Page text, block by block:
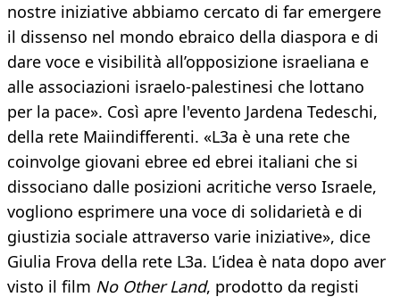
nostre iniziative abbiamo cercato di far emergere
il dissenso nel mondo ebraico della diaspora e di
dare voce e visibilità all’opposizione israeliana e
alle associazioni israelo-palestinesi che lottano
per la pace». Così apre l'evento Jardena Tedeschi,
della rete Maiindifferenti. «L3a è una rete che
coinvolge giovani ebree ed ebrei italiani che si
dissociano dalle posizioni acritiche verso Israele,
vogliono esprimere una voce di solidarietà e di
giustizia sociale attraverso varie iniziative», dice
Giulia Frova della rete L3a. L’idea è nata dopo aver
visto il film No Other Land, prodotto da registi